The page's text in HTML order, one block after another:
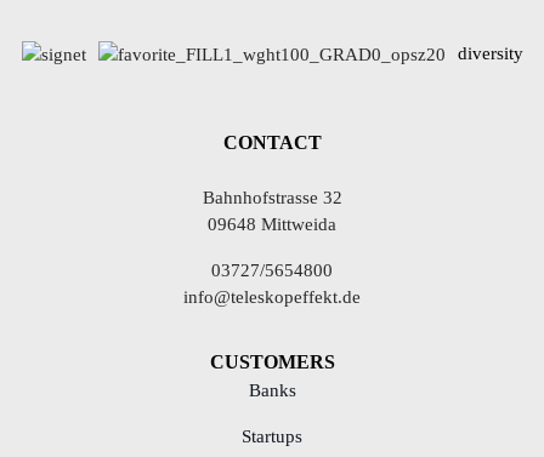
diversity
CONTACT
Bahnhofstrasse 32
09648 Mittweida
03727/5654800
info@teleskopeffekt.de
CUSTOMERS
Banks
Startups